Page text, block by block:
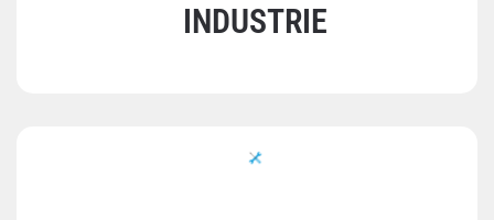
INDUSTRIE